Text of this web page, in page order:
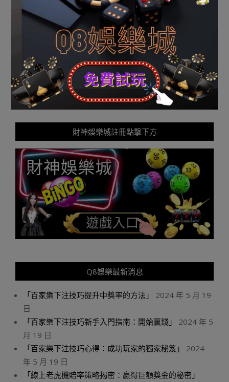
財神娛樂城註冊點擊下方
Q8娛樂最新消息
「百家樂下注技巧提升中獎率的方法」
2024 年 5 月 19
日
「百家樂下注技巧新手入門指南：開始贏錢」
2024 年 5
月 19 日
「百家樂下注技巧心得：成功玩家的獨家秘笈」
2024
年 5 月 19 日
「線上老虎機賠率策略揭密：贏得巨額獎金的秘密」